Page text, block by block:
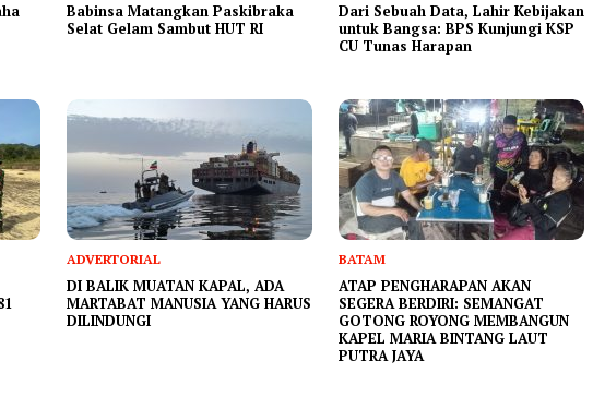
Babinsa Matangkan Paskibraka
Selat Gelam Sambut HUT RI
Dari Sebuah Data, Lahir Kebijakan
untuk Bangsa: BPS Kunjungi KSP
CU Tunas Harapan
ADVERTORIAL
DI BALIK MUATAN KAPAL, ADA
MARTABAT MANUSIA YANG HARUS
DILINDUNGI
BATAM
ATAP PENGHARAPAN AKAN
SEGERA BERDIRI: SEMANGAT
GOTONG ROYONG MEMBANGUN
KAPEL MARIA BINTANG LAUT
PUTRA JAYA